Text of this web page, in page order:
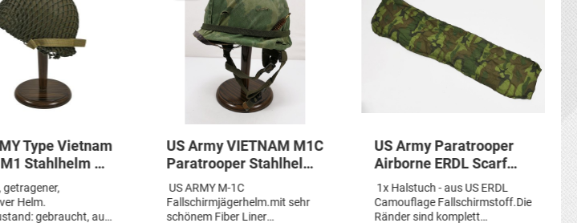
Type Vietnam
Stahlhelm mit
und Liner
getragener,
Helm.
gebraucht, aus
US Army VIETNAM M1C
Paratrooper Stahlhelm
Airborne
Fallschirmjägerhelm
US ARMY M-1C
Fallschirmjägerhelm.mit sehr
schönem Fiber Liner
US Army Paratrooper
Airborne ERDL Scarf
Schal US
Fallschirmjäger
Halstuch Tarnschal
1x Halstuch - aus US ERDL
Camouflage Fallschirmstoff.Die
Ränder sind komplett